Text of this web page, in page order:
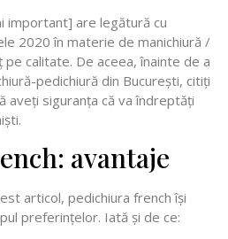
important] are legătură cu
2020 în materie de manichiură /
calitate. De aceea, înainte de a
pedichiură din București, citiți
aveți siguranța că va îndreptăți
avantaje
articol, pedichiura french își
preferințelor. Iată și de ce: